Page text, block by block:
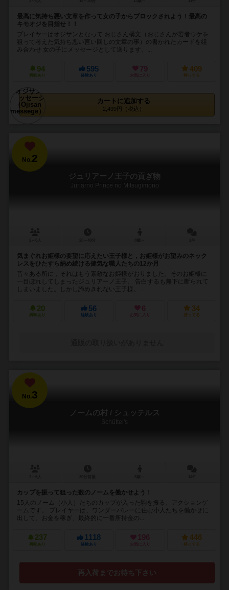
最高に気持ち悪い文章を作って女の子からブロックされよう！最高の
キモオジを目指せ！！
プレイヤーはオジサンとなって おじさん構文（おじさんが若者ウケを
狙って考えた気持ち悪い言い回しの文章の事）の書かれたカードを組
み合わせ 女の子にメッセージとして送ります。...
94
興味あり
595
経験あり
79
お気に入り
409
持ってる
カートに追加する
2,499円（税込）
No.2
ジュリアーノ王子の貢ぎ物
Juriarno Prince no Mitsugimono
気まぐれお姫様の要望に応えたい王子様と，お姫様がお望みのネック
レスをひたすら納め続ける健気な職人たちの12か月
昔々ある所に，それはもう素敵なお姫様がおりました。そのお姫様に
一目ぼれしてしまったジュリアーノ王子。 告白するも無下に断られて
しまいました。しかし諦めきれない王子様。 ...
20
興味あり
56
経験あり
6
お気に入り
34
持ってる
No.3
ノームの村 / シュッテルス
Schüttel's
カップを振って狙った数のノームを働かせよう！
15人のノーム（小人）たちのカップが入った駒を振る、アクションゲ
ームです。 プレイヤーは、ワンダーバレーに住む小人たちを働かせに
出して、お金を稼ぎ、最終的に一番所持金の...
237
興味あり
1118
経験あり
196
お気に入り
446
持ってる
再入荷までお待ち下さい